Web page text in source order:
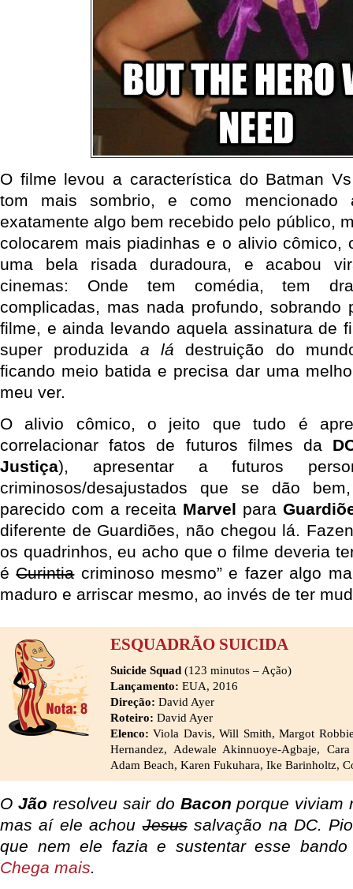
O filme levou a característica do Batman
tom mais sombrio, e como
exatamente algo bem recebido pelo público,
colocarem mais piadinhas e o alivio cômico,
uma bela risada duradoura, e acabou
cinemas: Onde tem comédia, tem
complicadas, mas nada profundo,
filme, e ainda levando aquela assinatura de
super produzida a lá destruição do
ficando meio batida e precisa dar uma
meu ver.
O alivio cômico, o jeito que tudo é
correlacionar fatos de futuros filmes da
Justiça), apresentar a futuros
criminosos/desajustados que se dão
parecido com a receita Marvel para
diferente de Guardiões, não chegou lá.
os quadrinhos, eu acho que o filme deveria
éCurintiacriminoso mesmo” e fazer algo
maduro e arriscar mesmo, ao invés de ter
ESQUADRÃO SUICIDA
Suicide Squad (123 minutos – Ação)
Lançamento: EUA, 2016
Direção: David Ayer
Roteiro: David Ayer
Elenco: Viola Davis, Will Smith, Margot
Hernandez, Adewale Akinnuoye-Agbaje,
Adam Beach, Karen Fukuhara, Ike Barinholtz,
O Jãoresolveu sair do Bacon porque viviam
mas aí ele achouJesussalvação na DC.
que nem ele fazia e sustentar esse
Chega mais.